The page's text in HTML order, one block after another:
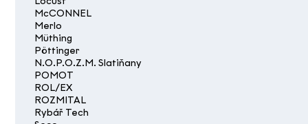
McCONNEL
Merlo
Müthing
Pöttinger
N.O.P.O.Z.M. Slatiňany
POMOT
ROL/EX
ROZMITAL
Rybář Tech